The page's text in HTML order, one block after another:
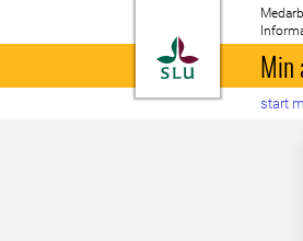
Till Min
start